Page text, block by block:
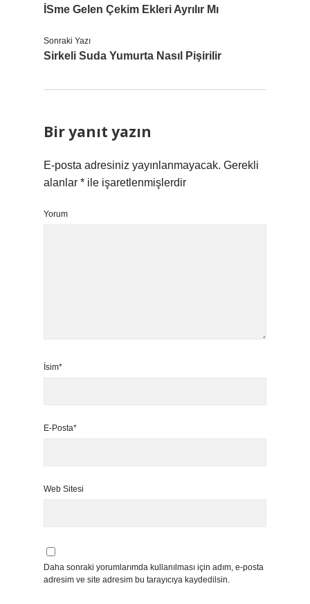
İSme Gelen Çekim Ekleri Ayrılır Mı
Sonraki Yazı
Sirkeli Suda Yumurta Nasıl Pişirilir
Bir yanıt yazın
E-posta adresiniz yayınlanmayacak. Gerekli
alanlar * ile işaretlenmişlerdir
Yorum
İsim*
E-Posta*
Web Sitesi
Daha sonraki yorumlarımda kullanılması için adım, e-posta
adresim ve site adresim bu tarayıcıya kaydedilsin.